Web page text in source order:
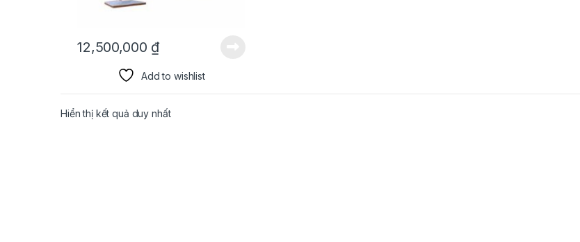
12,500,000 ₫
Add to wishlist
Hiển thị kết quả duy nhất